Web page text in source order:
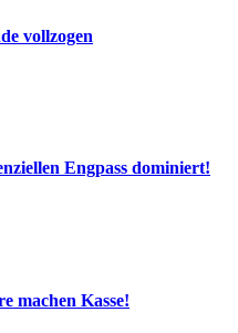
vollzogen
Engpass dominiert!
machen Kasse!